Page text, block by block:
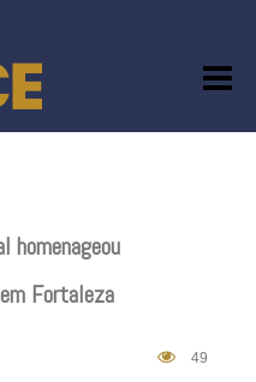
homenageou
Fortaleza
49